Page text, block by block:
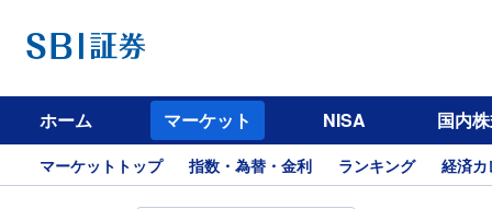
ホーム マーケット NISA 国内
マーケットトップ 指数・為替・金利 ランキング 経済